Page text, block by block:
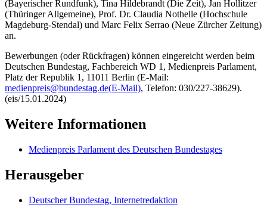
(Bayerischer Rundfunk), Tina Hildebrandt (Die Zeit), Jan Hollitzer
(Thüringer Allgemeine), Prof. Dr. Claudia Nothelle (Hochschule
Magdeburg-Stendal) und Marc Felix Serrao (Neue Zürcher Zeitung)
an.
Bewerbungen (oder Rückfragen) können eingereicht werden beim
Deutschen Bundestag, Fachbereich WD 1, Medienpreis Parlament,
Platz der Republik 1, 11011 Berlin (E-Mail:
medienpreis@bundestag.de(E-Mail), Telefon: 030/227-38629).
(eis/15.01.2024)
Weitere Informationen
Medienpreis Parlament des Deutschen Bundestages
Herausgeber
Deutscher Bundestag, Internetredaktion